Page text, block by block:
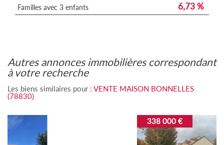
Familles avec 3 enfants 6,73 %
autres annonces immobilières correspondant
à votre recherche
Les biens similaires pour : VENTE MAISON BONNELLES
(78830)